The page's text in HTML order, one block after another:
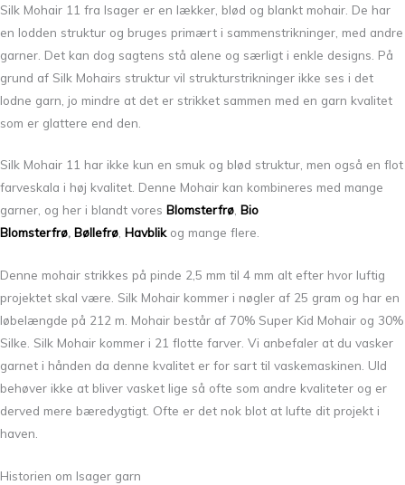
Silk Mohair 11 fra Isager er en lækker, blød og blankt mohair. De har
en lodden struktur og bruges primært i sammenstrikninger, med andre
garner. Det kan dog sagtens stå alene og særligt i enkle designs. På
grund af Silk Mohairs struktur vil strukturstrikninger ikke ses i det
lodne garn, jo mindre at det er strikket sammen med en garn kvalitet
som er glattere end den.
Silk Mohair 11 har ikke kun en smuk og blød struktur, men også en flot
farveskala i høj kvalitet. Denne Mohair kan kombineres med mange
garner, og her i blandt vores Blomsterfrø, Bio
Blomsterfrø, Bøllefrø, Havblikog mange flere.
Denne mohair strikkes på pinde 2,5 mm til 4 mm alt efter hvor luftig
projektet skal være. Silk Mohair kommer i nøgler af 25 gram og har en
løbelængde på 212 m. Mohair består af 70% Super Kid Mohair og 30%
Silke. Silk Mohair kommer i 21 flotte farver. Vi anbefaler at du vasker
garnet i hånden da denne kvalitet er for sart til vaskemaskinen. Uld
behøver ikke at bliver vasket lige så ofte som andre kvaliteter og er
derved mere bæredygtigt. Ofte er det nok blot at lufte dit projekt i
haven.
Historien om Isager garn